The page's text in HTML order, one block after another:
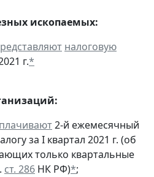
ископаемых:
налоговую
г.*
2-й ежемесячный
за I квартал 2021 г. (об
только квартальные
ст. 286 НК РФ)*;